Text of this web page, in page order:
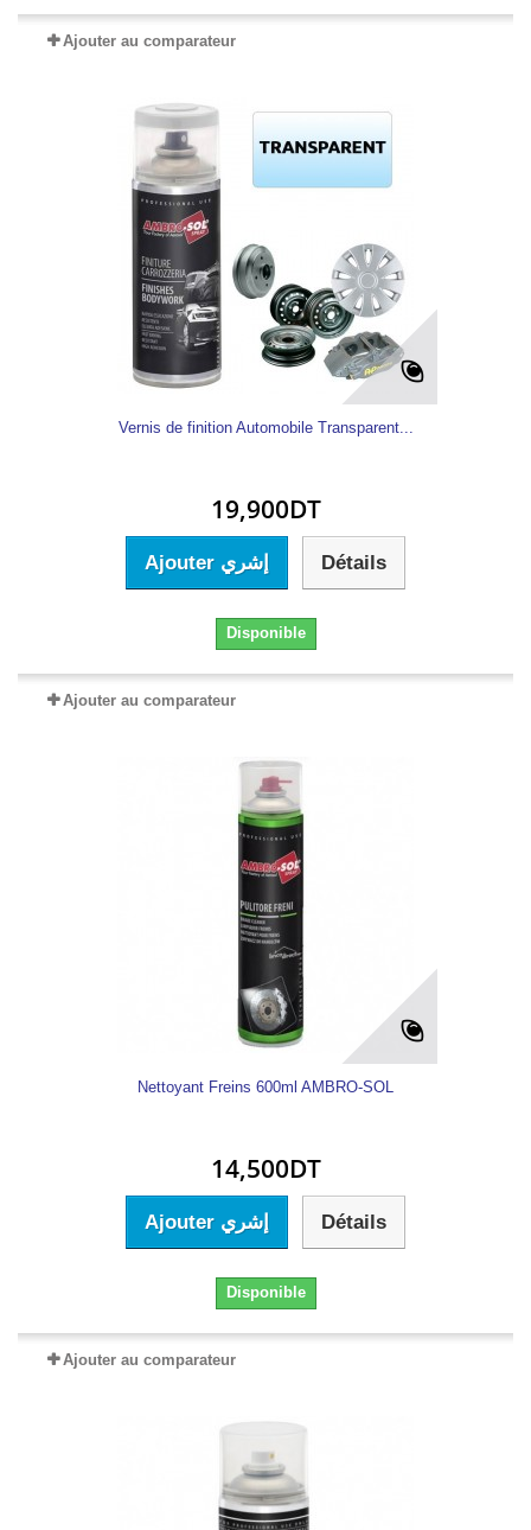
Ajouter au comparateur
Vernis de finition Automobile Transparent...
19,900DT
Ajouter إشري Détails
Disponible
Ajouter au comparateur
Nettoyant Freins 600ml AMBRO-SOL
14,500DT
Ajouter إشري Détails
Disponible
Ajouter au comparateur